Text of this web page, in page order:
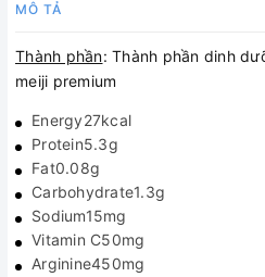
MÔ TẢ
Thành phần: Thành phần dinh
meiji premium
Energy27kcal
Protein5.3g
Fat0.08g
Carbohydrate1.3g
Sodium15mg
Vitamin C50mg
Arginine450mg